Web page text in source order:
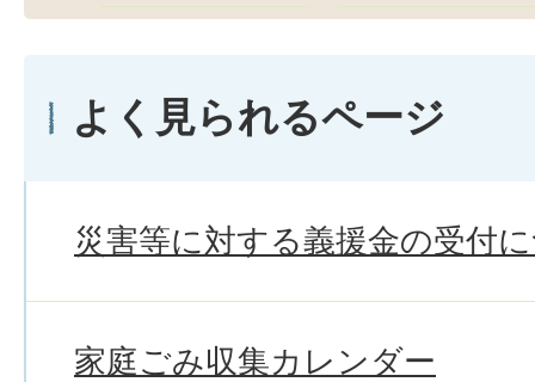
よく見られるページ
災害等に対する義援金の受付
家庭ごみ収集カレンダー